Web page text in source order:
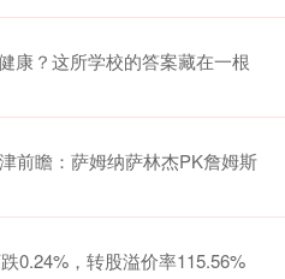
康？这所学校的答案藏在一根
前瞻：萨姆纳萨林杰PK詹姆斯
0.24%，转股溢价率115.56%